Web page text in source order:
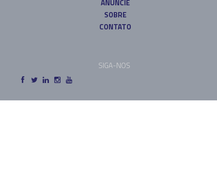
ANUNCIE
SOBRE
CONTATO
SIGA-NOS